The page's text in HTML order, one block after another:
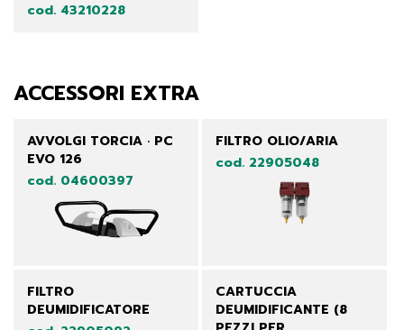
cod. 43210228
ACCESSORI EXTRA
AVVOLGI TORCIA · PC
EVO 126
cod. 04600397
FILTRO OLIO/ARIA
cod. 22905048
FILTRO
DEUMIDIFICATORE
CARTUCCIA
DEUMIDIFICANTE (8